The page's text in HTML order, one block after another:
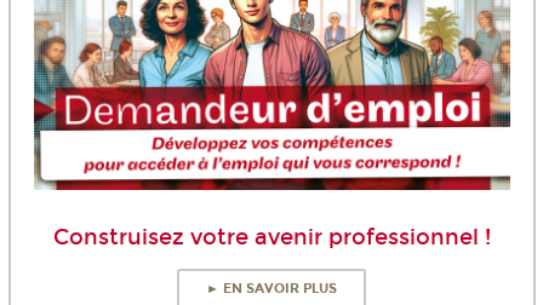
Construisez votre avenir professionnel !
► EN SAVOIR PLUS